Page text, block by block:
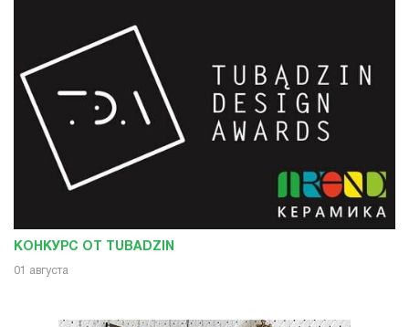
КОНКУРС ОТ TUBADZIN
01 августа